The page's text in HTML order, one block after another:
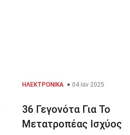
ΗΛΕΚΤΡΟΝΙΚΆ 04 Ιαν 2025
36 Γεγονότα Για Το
Μετατροπέας Ισχύος